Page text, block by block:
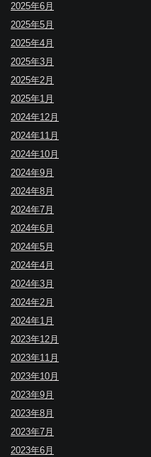
2025年6月
2025年5月
2025年4月
2025年3月
2025年2月
2025年1月
2024年12月
2024年11月
2024年10月
2024年9月
2024年8月
2024年7月
2024年6月
2024年5月
2024年4月
2024年3月
2024年2月
2024年1月
2023年12月
2023年11月
2023年10月
2023年9月
2023年8月
2023年7月
2023年6月